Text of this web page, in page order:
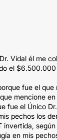
Vidal él me
el $6.500.000
fue el que
mencione
fue el Único
pechos los
invertida,
en mis